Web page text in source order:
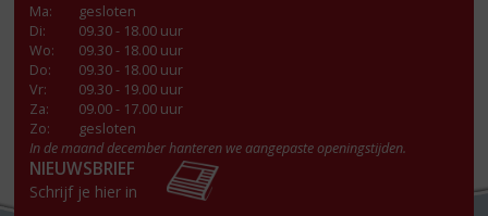
Ma:
gesloten
Di:
09.30 - 18.00 uur
Wo:
09.30 - 18.00 uur
Do:
09.30 - 18.00 uur
Vr:
09.30 - 19.00 uur
Za:
09.00 - 17.00 uur
Zo:
gesloten
In de maand december hanteren we aangepaste openingstijden.
NIEUWSBRIEF
Schrijf je hier in